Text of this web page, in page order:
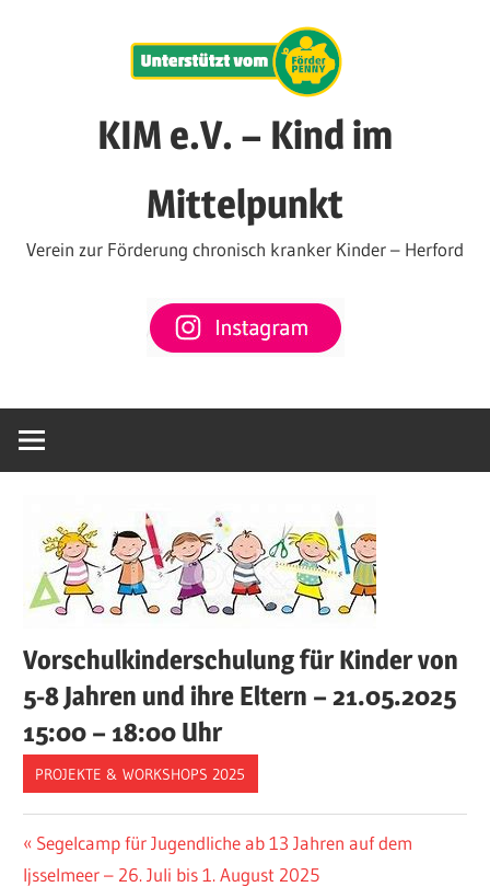
KIM e.V. – Kind im
Mittelpunkt
Verein zur Förderung chronisch kranker Kinder – Herford
Vorschulkinderschulung für Kinder von
5-8 Jahren und ihre Eltern – 21.05.2025
15:00 – 18:00 Uhr
PROJEKTE & WORKSHOPS 2025
Beitragsnavigation
Vorheriger
Beitrag:
Segelcamp für Jugendliche ab 13 Jahren auf dem
Ijsselmeer – 26. Juli bis 1. August 2025